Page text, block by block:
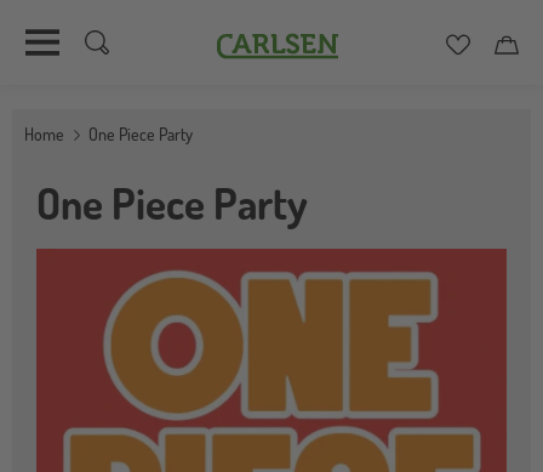
zum
Carlsen
Home One Piece Party
One Piece Party